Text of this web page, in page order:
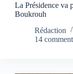
La Présidence va
Boukrouh
Rédaction
14